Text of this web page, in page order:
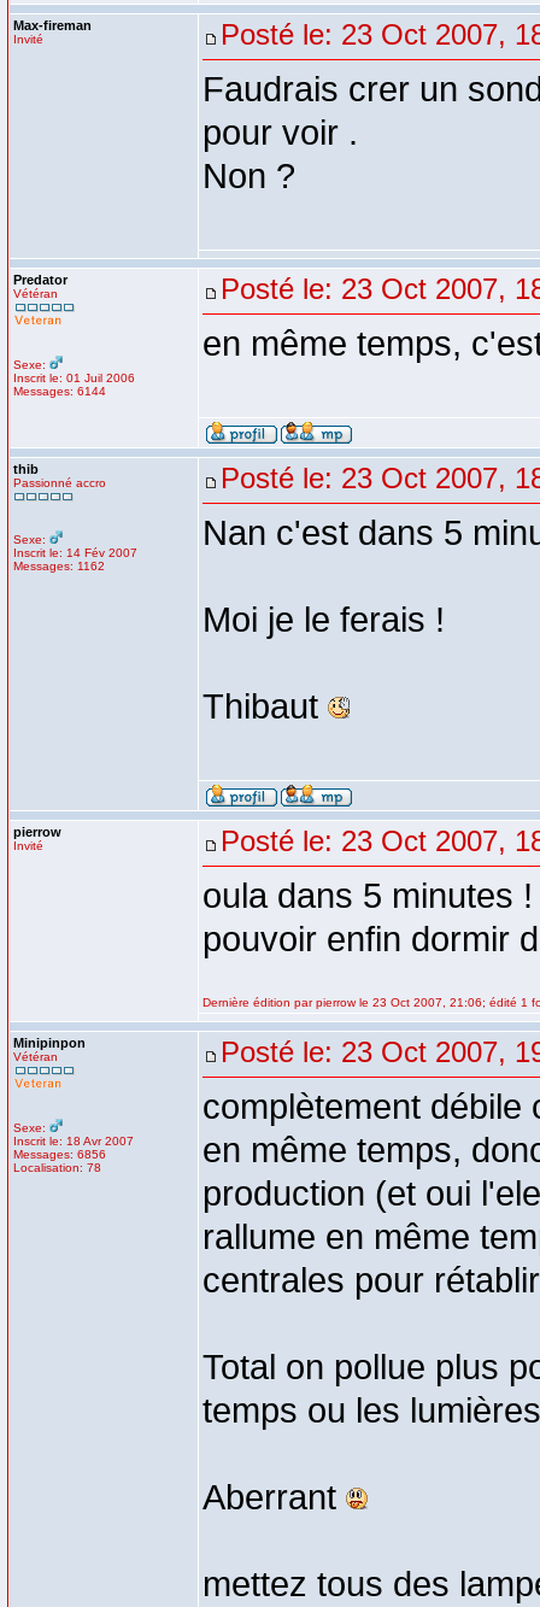
Max-fireman
Invité Posté le: 23 Oct 2007,
Faudrais crer un
pour voir .
Non ?
Predator
Vétéran
Sexe:
Inscrit le: 01 Juil 2006
Messages: 6144
Posté le: 23 Oct 2007,
en même temps,
thib
Passionné accro
Sexe:
Inscrit le: 14 Fév 2007
Messages: 1162
Posté le: 23 Oct 2007,
Nan c'est dans 5
Moi je le ferais !
Thibaut
pierrow
Invité Posté le: 23 Oct 2007,
oula dans 5 minutes
pouvoir enfin dormir
Dernière édition par pierrow le 23 Oct 2007, 21:06; édité 1
Minipinpon
Vétéran
Sexe:
Inscrit le: 18 Avr 2007
Messages: 6856
Localisation: 78
Posté le: 23 Oct 2007,
complètement débile
en même temps,
production (et oui
rallume en même
centrales pour
Total on pollue plus
temps ou les
Aberrant
mettez tous des